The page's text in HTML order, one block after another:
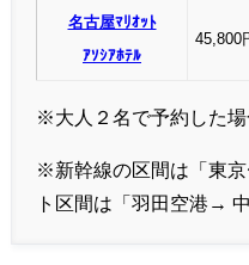
名古屋ﾏﾘｵｯﾄ
ｱｿｼｱﾎﾃﾙ
45,800
※大人２名で予約した
※新幹線の区間は「東
ト区間は「羽田空港→